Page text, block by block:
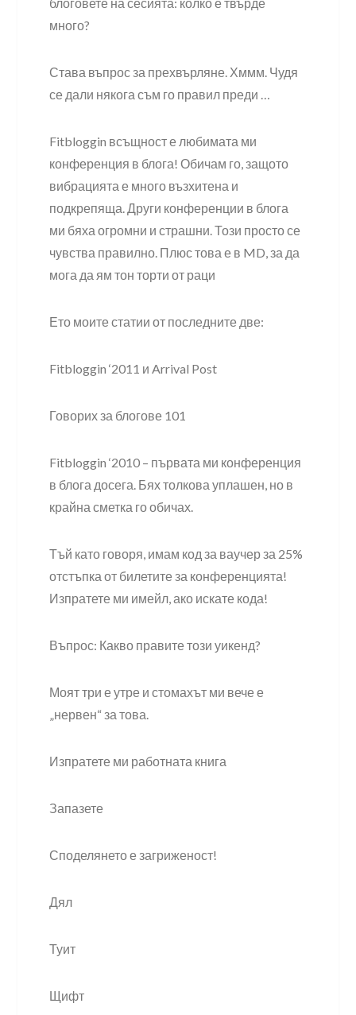
много?
Става въпрос за прехвърляне. Хммм. Чудя
се дали някога съм го правил преди …
Fitbloggin всъщност е любимата ми
конференция в блога! Обичам го, защото
вибрацията е много възхитена и
подкрепяща. Други конференции в блога
ми бяха огромни и страшни. Този просто се
чувства правилно. Плюс това е в MD, за да
мога да ям тон торти от раци
Ето моите статии от последните две:
Fitbloggin ‘2011 и Arrival Post
Говорих за блогове 101
Fitbloggin ‘2010 – първата ми конференция
в блога досега. Бях толкова уплашен, но в
крайна сметка го обичах.
Тъй като говоря, имам код за ваучер за 25%
отстъпка от билетите за конференцията!
Изпратете ми имейл, ако искате кода!
Въпрос: Какво правите този уикенд?
Моят три е утре и стомахът ми вече е
„нервен“ за това.
Изпратете ми работната книга
Запазете
Споделянето е загриженост!
Дял
Туит
Щифт